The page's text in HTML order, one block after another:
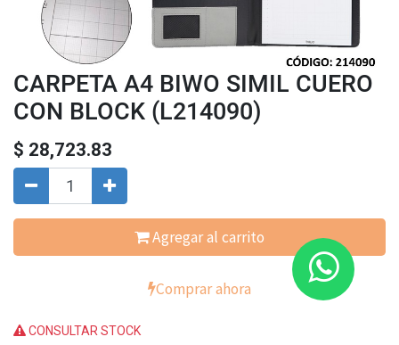
CARPETA A4 BIWO SIMIL CUERO
CON BLOCK (L214090)
$ 28,723.83
Agregar al carrito
Comprar ahora
CONSULTAR STOCK